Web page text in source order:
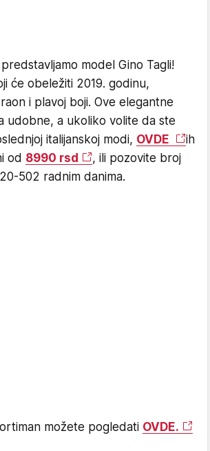
model Gino Tagli!
će obeležiti 2019. godinu,
i plavoj boji. Ove elegantne
udobne, a ukoliko volite da ste
italijanskoj modi, OVDE
ih
od 8990 rsd
, ili pozovite broj
502 radnim danima.
možete pogledati OVDE.